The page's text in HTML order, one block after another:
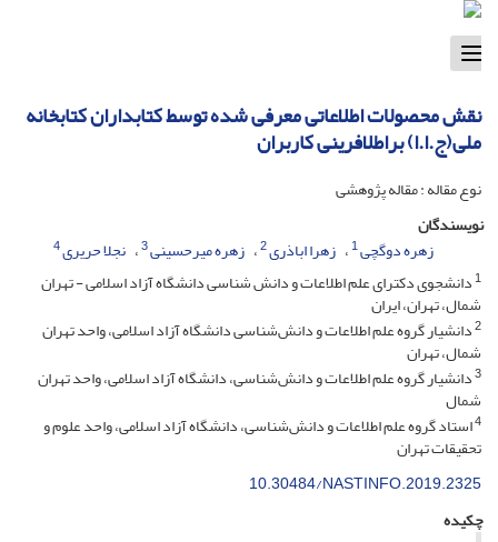
Toggle
navigation
نقش محصولات اطلاعاتی معرفی شده توسط کتابداران کتابخانه
ملی(ج.ا.ا) براطلافرینی کاربران
نوع مقاله : مقاله پژوهشی
نویسندگان
زهره دوگچی1 زهرا اباذری2 زهره میرحسینی3 نجلا حریری4
1دانشجوی دکترای علم اطلاعات و دانش شناسی دانشگاه آزاد اسلامی - تهران
شمال، تهران، ایران
2دانشیار گروه علم اطلاعات و دانش‌شناسی دانشگاه آزاد اسلامی، واحد تهران
شمال، تهران
3دانشیار گروه علم اطلاعات و دانش‌شناسی، دانشگاه آزاد اسلامی، واحد تهران
شمال
4استاد گروه علم اطلاعات و دانش‌شناسی، دانشگاه آزاد اسلامی، واحد علوم و
تحقیقات تهران
10.30484/NASTINFO.2019.2325
چکیده